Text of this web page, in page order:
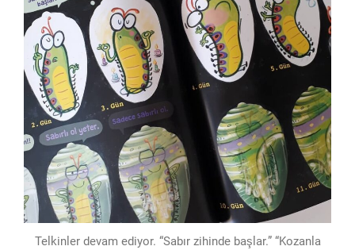
Telkinler devam ediyor. “Sabır zihinde başlar.” “Kozanla